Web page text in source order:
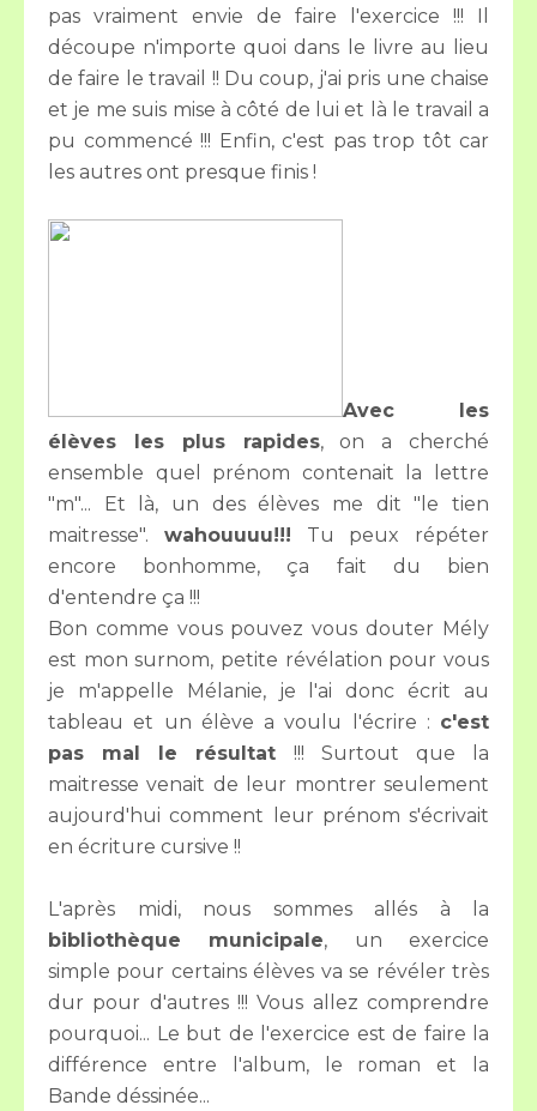
pas vraiment envie de faire l'exercice !!! Il
découpe n'importe quoi dans le livre au lieu
de faire le travail !! Du coup, j'ai pris une chaise
et je me suis mise à côté de lui et là le travail a
pu commencé !!! Enfin, c'est pas trop tôt car
les autres ont presque finis !
Avec les
élèves les plus rapides, on a cherché
ensemble quel prénom contenait la lettre
"m"... Et là, un des élèves me dit "le tien
maitresse". wahouuuu!!! Tu peux répéter
encore bonhomme, ça fait du bien
d'entendre ça !!!
Bon comme vous pouvez vous douter Mély
est mon surnom, petite révélation pour vous
je m'appelle Mélanie, je l'ai donc écrit au
tableau et un élève a voulu l'écrire : c'est
pas mal le résultat !!! Surtout que la
maitresse venait de leur montrer seulement
aujourd'hui comment leur prénom s'écrivait
en écriture cursive !!
L'après midi, nous sommes allés à la
bibliothèque municipale, un exercice
simple pour certains élèves va se révéler très
dur pour d'autres !!! Vous allez comprendre
pourquoi... Le but de l'exercice est de faire la
différence entre l'album, le roman et la
Bande déssinée...